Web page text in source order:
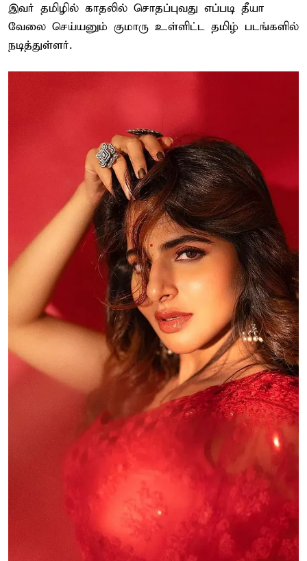
இவர் தமிழில் காதலில் சொதப்புவது எப்படி தீயா
வேலை செய்யனும் குமாரு உள்ளிட்ட தமிழ் படங்களில்
நடித்துள்ளர்.